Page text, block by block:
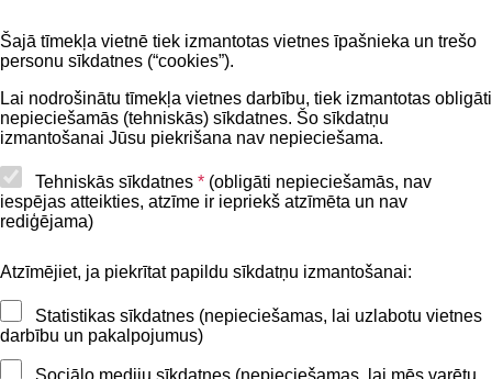
Šajā tīmekļa vietnē tiek izmantotas vietnes īpašnieka un trešo
personu sīkdatnes (“cookies”).
Lai nodrošinātu tīmekļa vietnes darbību, tiek izmantotas obligāti
nepieciešamās (tehniskās) sīkdatnes. Šo sīkdatņu
izmantošanai Jūsu piekrišana nav nepieciešama.
Tehniskās sīkdatnes * (obligāti nepieciešamās, nav
iespējas atteikties, atzīme ir iepriekš atzīmēta un nav
rediģējama)
Atzīmējiet, ja piekrītat papildu sīkdatņu izmantošanai:
Statistikas sīkdatnes (nepieciešamas, lai uzlabotu vietnes
darbību un pakalpojumus)
Sociālo mediju sīkdatnes (nepieciešamas, lai mēs varētu
Privātuma politika
Lapas karte
Piekļūstamības paziņojums
Kontakti
BIS atbalsta dienesta tālrunis: